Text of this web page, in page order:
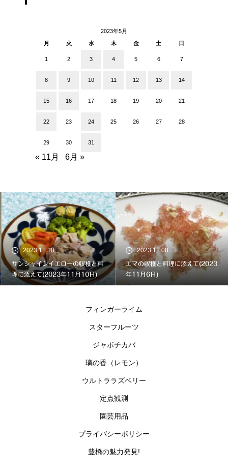
2023年5月
月
火 水 木 金 土 日
1 2 3 4 5 6 7
8 9 10 11 12 13 14
15 16 17 18 19 20 21
22 23 24 25 26 27 28
29 30 31
« 11月 6月 »
2023.11.10
サンシャインイエローの収穫と料
理に添えて(2023年11月10日)
2023.11.08
エマの収穫と料理に添えて(2023
年11月6日)
フィンガーライム
スターフルーツ
ジャボチカバ
璃の香（レモン）
ウルトララズベリー
定点観測
園芸用品
プライバシーポリシー
豊橋の魅力発見!